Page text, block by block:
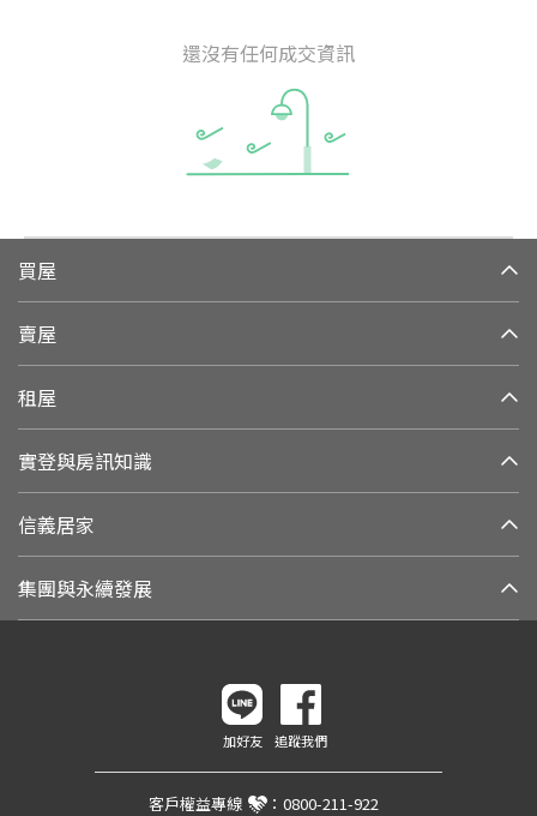
還沒有任何成交資訊
買屋
賣屋
租屋
實登與房訊知識
信義居家
集團與永續發展
加好友 追蹤我們
客戶權益專線 ： 0800-211-922